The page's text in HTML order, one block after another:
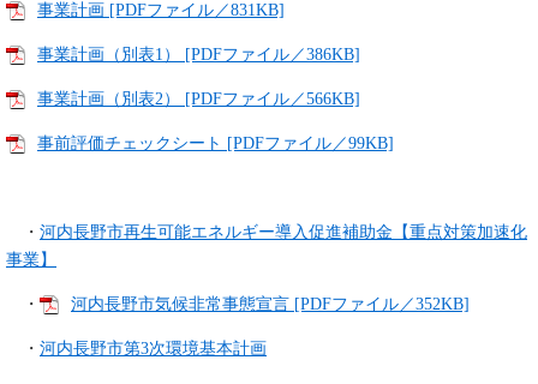
事業計画 [PDFファイル／831KB]
事業計画（別表1） [PDFファイル／386KB]
事業計画（別表2） [PDFファイル／566KB]
事前評価チェックシート [PDFファイル／99KB]
・ 河内長野市再生可能エネルギー導入促進補助金【重点対策加速化
事業】
・ 河内長野市気候非常事態宣言 [PDFファイル／352KB]
・ 河内長野市第3次環境基本計画